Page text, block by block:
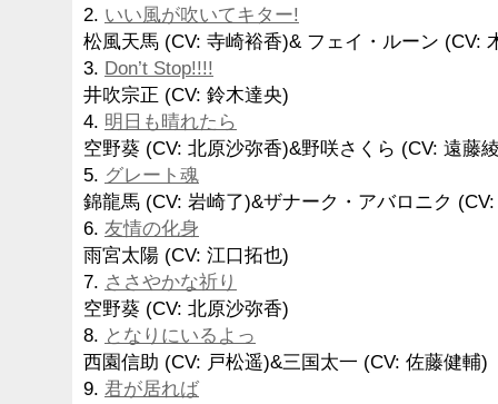
2. いい風が吹いてキター!
松風天馬 (CV: 寺崎裕香)& フェイ・ルーン (CV:
3. Don’t Stop!!!!
井吹宗正 (CV: 鈴木達央)
4. 明日も晴れたら
空野葵 (CV: 北原沙弥香)&野咲さくら (CV: 遠藤
5. グレート魂
錦龍馬 (CV: 岩崎了)&ザナーク・アバロニク
6. 友情の化身
雨宮太陽 (CV: 江口拓也)
7. ささやかな祈り
空野葵 (CV: 北原沙弥香)
8. となりにいるよっ
西園信助 (CV: 戸松遥)&三国太一 (CV: 佐藤健輔)
9. 君が居れば